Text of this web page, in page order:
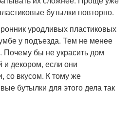
бутылки повторно.
уродливых пластиковых
у подъезда. Тем не менее
бы не украсить дом
декором, если они
со вкусом. К тому же
бутылки для этого дела так